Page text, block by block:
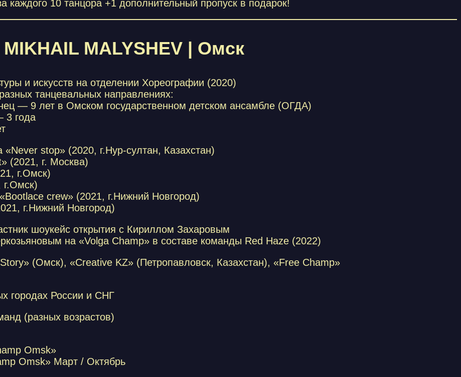
каждого 10 танцора +1 дополнительный пропуск в подарок!
MIKHAIL MALYSHEV | Омск
и искусств на отделении Хореографии (2020)
танцевальных направлениях:
— 9 лет в Омском государственном детском ансамбле (ОГДА)
3 года
stop» (2020, г.Нур-султан, Казахстан)
(2021, г. Москва)
г.Омск)
г.Омск)
crew» (2021, г.Нижний Новгород)
г.Нижний Новгород)
шоукейс открытия с Кириллом Захаровым
на «Volga Champ» в составе команды Red Haze (2022)
(Омск), «Creative KZ» (Петропавловск, Казахстан), «Free Champ»
городах России и СНГ
(разных возрастов)
Omsk»
Omsk» Март / Октябрь